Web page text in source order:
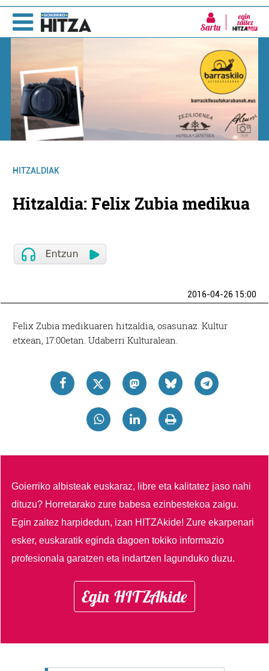
Sartu
HITZALDIAK
Hitzaldia: Felix Zubia medikua
2016-04-26 15:00
Felix Zubia medikuaren hitzaldia, osasunaz. Kultur
etxean, 17:00etan. Udaberri Kulturalean.
Goierriko albisteak euskaraz, libre eta kalitatez jaso nahi
dituzu? Horretarako zure babesa ezinbestekoa zaigu.
Egin zaitez harpidedun, izan HITZAkide!Zure ekarpenari
esker, euskaratik eginda dagoen tokiko informazio
profesionala garatzen eta indartzen lagunduko duzu.
Egin HITZAkide